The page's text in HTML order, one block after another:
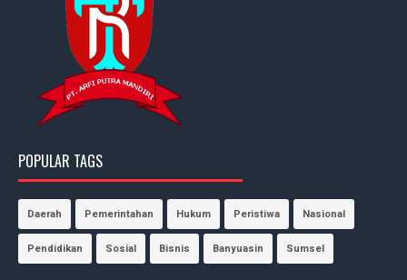
POPULAR TAGS
Daerah Pemerintahan Hukum Peristiwa Nasional
Pendidikan Sosial Bisnis Banyuasin Sumsel